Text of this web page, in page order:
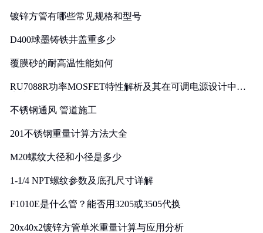
镀锌方管有哪些常见规格和型号
D400球墨铸铁井盖重多少
覆膜砂的耐高温性能如何
RU7088R功率MOSFET特性解析及其在可调电源设计中的
不锈钢通风 管道施工
201不锈钢重量计算方法大全
M20螺纹大径和小径是多少
1-1/4 NPT螺纹参数及底孔尺寸详解
F1010E是什么管？能否用3205或3505代换
20x40x2镀锌方管单米重量计算与应用分析